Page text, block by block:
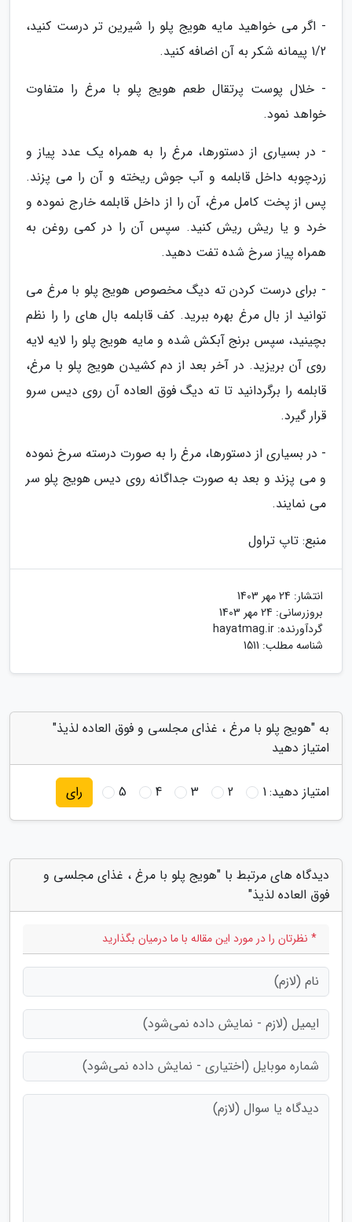
- اگر می خواهید مایه هویج پلو را شیرین تر درست کنید،
1/2 پیمانه شکر به آن اضافه کنید.
- خلال پوست پرتقال طعم هویج پلو با مرغ را متفاوت
خواهد نمود.
- در بسیاری از دستورها، مرغ را به همراه یک عدد پیاز و
زردچوبه داخل قابلمه و آب جوش ریخته و آن را می پزند.
پس از پخت کامل مرغ، آن را از داخل قابلمه خارج نموده و
خرد و یا ریش ریش کنید. سپس آن را در کمی روغن به
همراه پیاز سرخ شده تفت دهید.
- برای درست کردن ته دیگ مخصوص هویج پلو با مرغ می
توانید از بال مرغ بهره ببرید. کف قابلمه بال های را را نظم
بچینید، سپس برنج آبکش شده و مایه هویج پلو را لایه لایه
روی آن بریزید. در آخر بعد از دم کشیدن هویج پلو با مرغ،
قابلمه را برگردانید تا ته دیگ فوق العاده آن روی دیس سرو
قرار گیرد.
- در بسیاری از دستورها، مرغ را به صورت درسته سرخ نموده
و می پزند و بعد به صورت جداگانه روی دیس هویج پلو سر
می نمایند.
منبع: تاپ تراول
انتشار: 24 مهر 1403
بروزرسانی: 24 مهر 1403
گردآورنده: hayatmag.ir
شناسه مطلب: 1511
به "هویج پلو با مرغ ، غذای مجلسی و فوق العاده لذیذ"
امتیاز دهید
امتیاز دهید:1
2
3
4
5 رای
دیدگاه های مرتبط با "هویج پلو با مرغ ، غذای مجلسی و
فوق العاده لذیذ"
* نظرتان را در مورد این مقاله با ما درمیان بگذارید